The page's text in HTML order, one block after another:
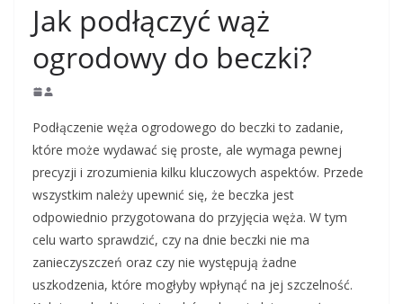
Jak podłączyć wąż
ogrodowy do beczki?
Podłączenie węża ogrodowego do beczki to zadanie,
które może wydawać się proste, ale wymaga pewnej
precyzji i zrozumienia kilku kluczowych aspektów. Przede
wszystkim należy upewnić się, że beczka jest
odpowiednio przygotowana do przyjęcia węża. W tym
celu warto sprawdzić, czy na dnie beczki nie ma
zanieczyszczeń oraz czy nie występują żadne
uszkodzenia, które mogłyby wpłynąć na jej szczelność.